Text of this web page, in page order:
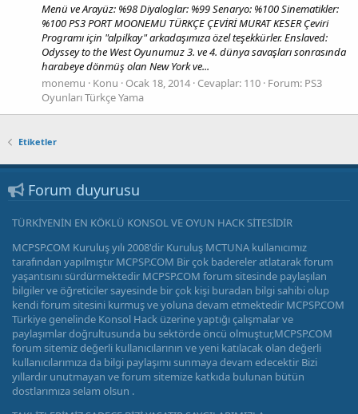
Menü ve Arayüz: %98 Diyaloglar: %99 Senaryo: %100 Sinematikler:
%100 PS3 PORT MOONEMU TÜRKÇE ÇEVİRİ MURAT KESER Çeviri
Programı için "alpilkay" arkadaşımıza özel teşekkürler. Enslaved:
Odyssey to the West Oyunumuz 3. ve 4. dünya savaşları sonrasında
harabeye dönmüş olan New York ve...
monemu
Konu Ocak 18, 2014 Cevaplar: 110 Forum: PS3
Oyunları Türkçe Yama
Etiketler
Forum duyurusu
TÜRKİYENİN EN KÖKLÜ KONSOL VE OYUN HACK SİTESİDİR
MCPSP.COM Kuruluş yılı 2008'dir Kuruluş MCTUNA kullanıcımız
tarafından yapılmıştır MCPSP.COM Bir çok badereler atlatarak forum
yaşantısını sürdürmektedir MCPSP.COM forum sitesinde paylaşılan
bilgiler ve öğreticiler sayesinde bir çok kişi buradan bilgi sahibi olup
kendi forum sitesini kurmuş ve yoluna devam etmektedir MCPSP.COM
Türkiye genelinde Konsol Hack üzerine yaptığı çalışmalar ve
paylaşımlar doğrultusunda bu sektörde öncü olmuştur,MCPSP.COM
forum sitemiz değerli kullanıcılarının ve yeni katılacak olan değerli
kullanıcılarımıza da bilgi paylaşımı sunmaya devam edecektir Bizi
yıllardır unutmayan ve forum sitemize katkıda bulunan bütün
dostlarımıza selam olsun .